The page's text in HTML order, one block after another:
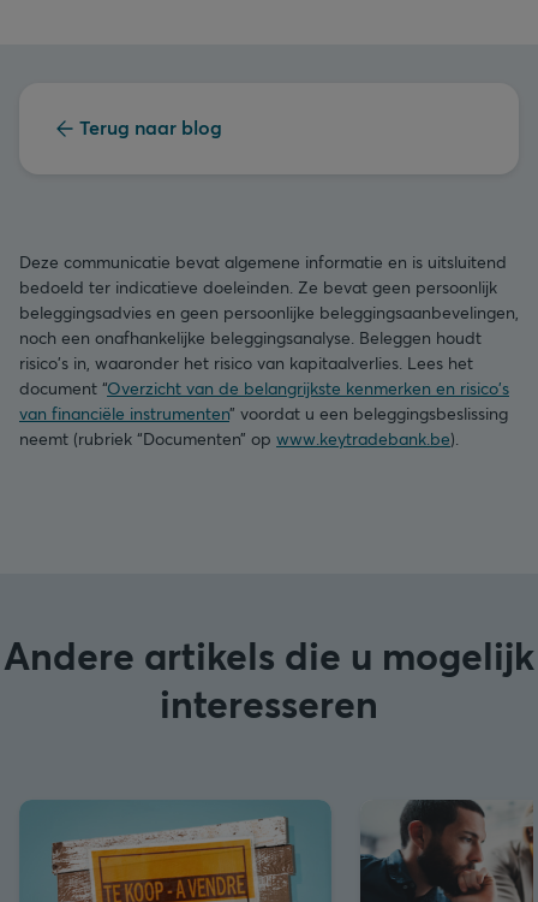
Terug naar blog
Deze communicatie bevat algemene informatie en is uitsluitend
bedoeld ter indicatieve doeleinden. Ze bevat geen persoonlijk
beleggingsadvies en geen persoonlijke beleggingsaanbevelingen,
noch een onafhankelijke beleggingsanalyse. Beleggen houdt
risico's in, waaronder het risico van kapitaalverlies. Lees het
document “Overzicht van de belangrijkste kenmerken en risico's
van financiële instrumenten” voordat u een beleggingsbeslissing
neemt (rubriek “Documenten” op www.keytradebank.be).
Andere artikels die u mogelijk
interesseren